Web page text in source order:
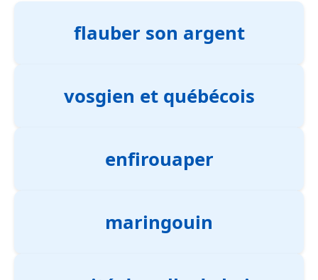
flauber son argent
vosgien et québécois
enfirouaper
maringouin